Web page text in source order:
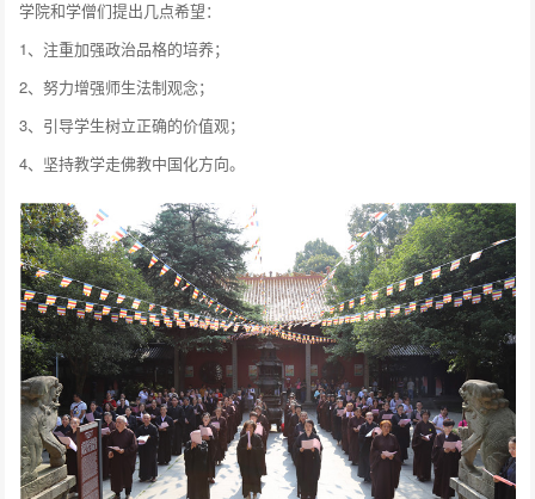
学院和学僧们提出几点希望：
1、注重加强政治品格的培养；
2、努力增强师生法制观念；
3、引导学生树立正确的价值观；
4、坚持教学走佛教中国化方向。